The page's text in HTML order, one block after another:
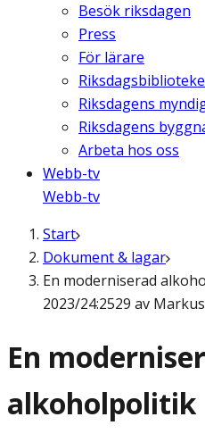
Besök riksdagen
Press
För lärare
Riksdagens
Riksdagens
Arbeta hos oss
Webb-tv
Webb-tv
Start
Dokument & lagar
En moderniserad
2023/24:2529 av
En
alkoholpolitik